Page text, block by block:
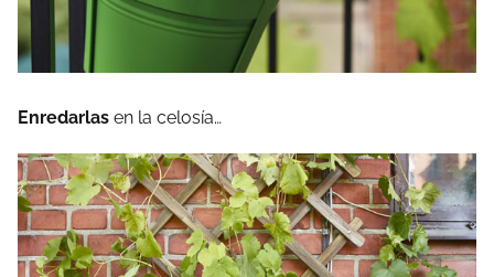
Enredarlas en la celosía…